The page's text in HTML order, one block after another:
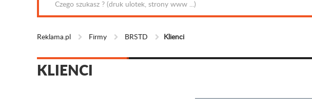
Reklama.pl Firmy BRSTD Klienci
KLIENCI